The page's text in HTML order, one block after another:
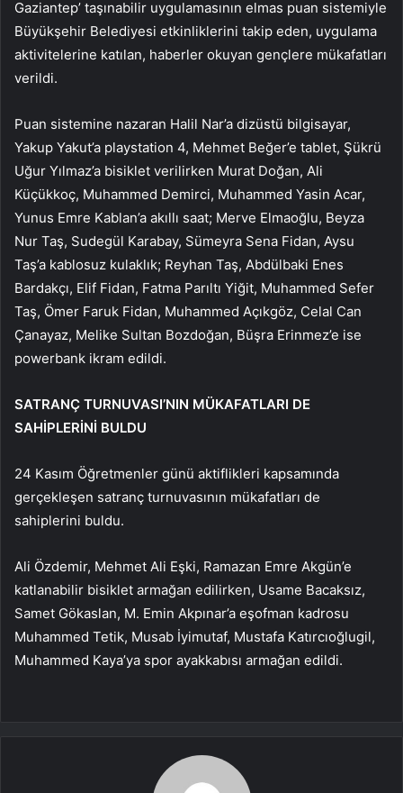
Gaziantep’ taşınabilir uygulamasının elmas puan sistemiyle
Büyükşehir Belediyesi etkinliklerini takip eden, uygulama
aktivitelerine katılan, haberler okuyan gençlere mükafatları
verildi.
Puan sistemine nazaran Halil Nar’a dizüstü bilgisayar,
Yakup Yakut’a playstation 4, Mehmet Beğer’e tablet, Şükrü
Uğur Yılmaz’a bisiklet verilirken Murat Doğan, Ali
Küçükkoç, Muhammed Demirci, Muhammed Yasin Acar,
Yunus Emre Kablan’a akıllı saat; Merve Elmaoğlu, Beyza
Nur Taş, Sudegül Karabay, Sümeyra Sena Fidan, Aysu
Taş’a kablosuz kulaklık; Reyhan Taş, Abdülbaki Enes
Bardakçı, Elif Fidan, Fatma Parıltı Yiğit, Muhammed Sefer
Taş, Ömer Faruk Fidan, Muhammed Açıkgöz, Celal Can
Çanayaz, Melike Sultan Bozdoğan, Büşra Erinmez’e ise
powerbank ikram edildi.
SATRANÇ TURNUVASI’NIN MÜKAFATLARI DE
SAHİPLERİNİ BULDU
24 Kasım Öğretmenler günü aktiflikleri kapsamında
gerçekleşen satranç turnuvasının mükafatları de
sahiplerini buldu.
Ali Özdemir, Mehmet Ali Eşki, Ramazan Emre Akgün’e
katlanabilir bisiklet armağan edilirken, Usame Bacaksız,
Samet Gökaslan, M. Emin Akpınar’a eşofman kadrosu
Muhammed Tetik, Musab İyimutaf, Mustafa Katırcıoğlugil,
Muhammed Kaya’ya spor ayakkabısı armağan edildi.